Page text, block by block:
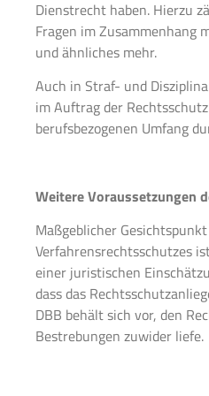
Dienstrecht haben. Hierzu
Fragen im Zusammenhang
und ähnliches mehr.
Auch in Straf- und
im Auftrag der
berufsbezogenen Umfang
Weitere Voraussetzungen
Maßgeblicher
Verfahrensrechtsschutzes
einer juristischen
dass das
DBB behält sich vor, den
Bestrebungen zuwider liefe.